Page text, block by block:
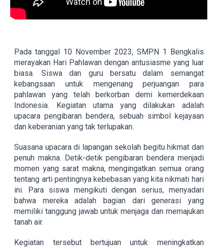
Pada tanggal 10 November 2023, SMPN 1 Bengkalis
merayakan Hari Pahlawan dengan antusiasme yang luar
biasa. Siswa dan guru bersatu dalam semangat
kebangsaan untuk mengenang perjuangan para
pahlawan yang telah berkorban demi kemerdekaan
Indonesia. Kegiatan utama yang dilakukan adalah
upacara pengibaran bendera, sebuah simbol kejayaan
dan keberanian yang tak terlupakan.
Suasana upacara di lapangan sekolah begitu hikmat dan
penuh makna. Detik-detik pengibaran bendera menjadi
momen yang sarat makna, mengingatkan semua orang
tentang arti pentingnya kebebasan yang kita nikmati hari
ini. Para siswa mengikuti dengan serius, menyadari
bahwa mereka adalah bagian dari generasi yang
memiliki tanggung jawab untuk menjaga dan memajukan
tanah air.
Kegiatan tersebut bertujuan untuk meningkatkan